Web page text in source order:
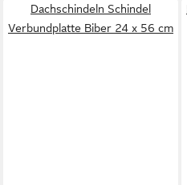
Dachschindeln Schindel
Verbundplatte Biber 24 x 56 cm